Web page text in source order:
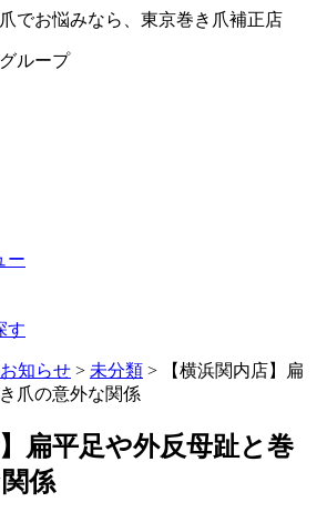
でお悩みなら、東京巻き爪補正店
ー
す
知らせ > 未分類 >
【横浜関内店】扁
爪の意外な関係
】扁平足や外反母趾と巻
係